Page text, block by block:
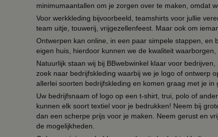
minimumaantallen om je zorgen over te maken, omdat
Voor werkkleding bijvoorbeeld, teamshirts voor jullie
team uitje, touwerij, vrijgezellenfeest. Maar ook om
Ontwerpen kan online, in een paar simpele stappen, en
eigen huis, hierdoor kunnen we de kwaliteit
Natuurlijk staan wij bij BBwebwinkel klaar voor
zoek naar bedrijfskleding waarbij we je logo of ontwerp
allerlei soorten bedrijfskleding en komen graag met je in
Uw bedrijfsnaam of logo op een t-shirt, trui, polo of
kunnen elk soort textiel voor je bedrukken! Neem bij
dan een scherpe prijs voor je maken. Neem gerust en
de mogelijkheden.